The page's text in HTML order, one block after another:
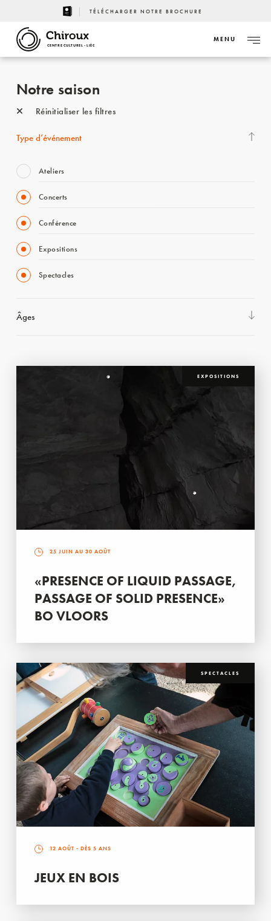
TÉLÉCHARGER NOTRE BROCHURE
CENTRE CULTUREL - LIÈGE
MENU
Notre saison
Réinitialiser les filtres
Type d’événement
Ateliers
Concerts
Conférence
Expositions
Spectacles
Âges
EXPOSITIONS
25 JUIN AU 30 AOÛT
«PRESENCE OF LIQUID PASSAGE,
PASSAGE OF SOLID PRESENCE»
BO VLOORS
SPECTACLES
12 AOÛT - DÈS 5 ANS
JEUX EN BOIS